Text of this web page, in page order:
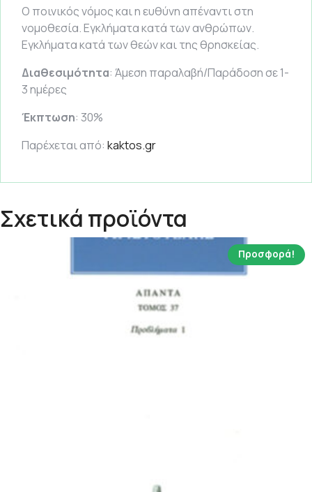
Ο ποινικός νόμος και η ευθύνη απέναντι στη
νομοθεσία. Εγκλήματα κατά των ανθρώπων.
Εγκλήματα κατά των θεών και της θρησκείας.
Διαθεσιμότητα: Άμεση παραλαβή/Παράδοση σε 1-
3 ημέρες
Έκπτωση: 30%
Παρέχεται από: kaktos.gr
Σχετικά προϊόντα
Προσφορά!